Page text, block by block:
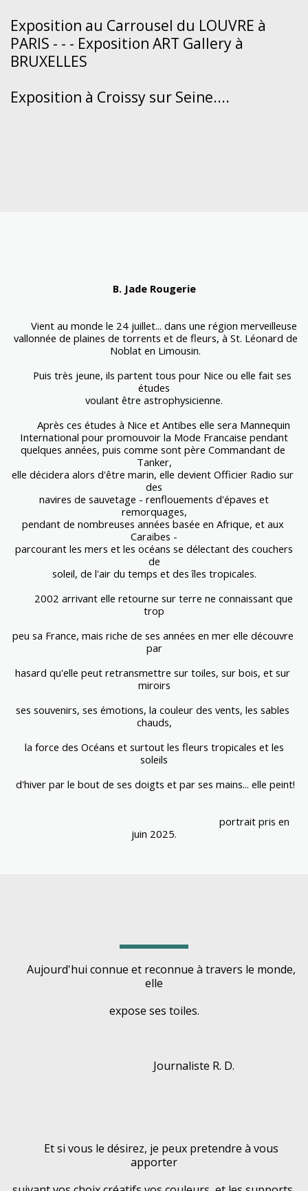
Exposition au Carrousel du LOUVRE à
PARIS - - - Exposition ART Gallery à
BRUXELLES
Exposition à Croissy sur Seine....
B. Jade Rougerie
Vient au monde le 24 juillet... dans une région merveilleuse
vallonnée de plaines de torrents et de fleurs, à St. Léonard de
Noblat en Limousin.
Puis très jeune, ils partent tous pour Nice ou elle fait ses
études
voulant être astrophysicienne.
Après ces études à Nice et Antibes elle sera Mannequin
International pour promouvoir la Mode Francaise pendant
quelques années, puis comme sont père Commandant de
Tanker,
elle décidera alors d'être marin, elle devient Officier Radio sur
des
navires de sauvetage - renflouements d'épaves et
remorquages,
pendant de nombreuses années basée en Afrique, et aux
Caraïbes -
parcourant les mers et les océans se délectant des couchers
de
soleil, de l'air du temps et des îles tropicales.
2002 arrivant elle retourne sur terre ne connaissant que
trop
peu sa France, mais riche de ses années en mer elle découvre
par
hasard qu'elle peut retransmettre sur toiles, sur bois, et sur
miroirs
ses souvenirs, ses émotions, la couleur des vents, les sables
chauds,
la force des Océans et surtout les fleurs tropicales et les
soleils
d'hiver par le bout de ses doigts et par ses mains... elle peint!
portrait pris en
juin 2025.
Aujourd'hui connue et reconnue à travers le monde,
elle
expose ses toiles.
Journaliste R. D.
Et si vous le désirez, je peux pretendre à vous
apporter